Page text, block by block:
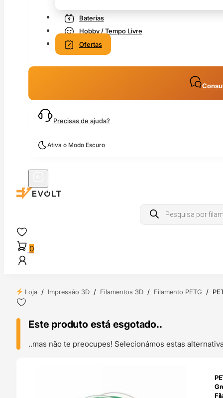
Baterias
Hobby / Tempo Livre
Ofertas
Precisas de ajuda?
Ativa o Modo Escuro
Products
search
0
Loja / Impressão 3D / Filamentos 3D / Filamento PETG /
Este produto está esgotado..
..mas não te preocupes! Selecionámos estas